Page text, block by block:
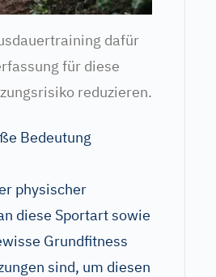
dafür
für diese
reduzieren.
Bedeutung
physischer
diese Sportart sowie
Grundfitness
sind, um diesen